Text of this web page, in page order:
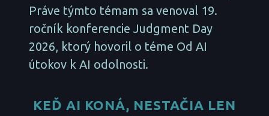
Práve týmto témam sa venoval 19.
ročník konferencie Judgment Day
2026, ktorý hovoril o téme Od AI
útokov k AI odolnosti.
KEĎ AI KONÁ, NESTAČIA LEN